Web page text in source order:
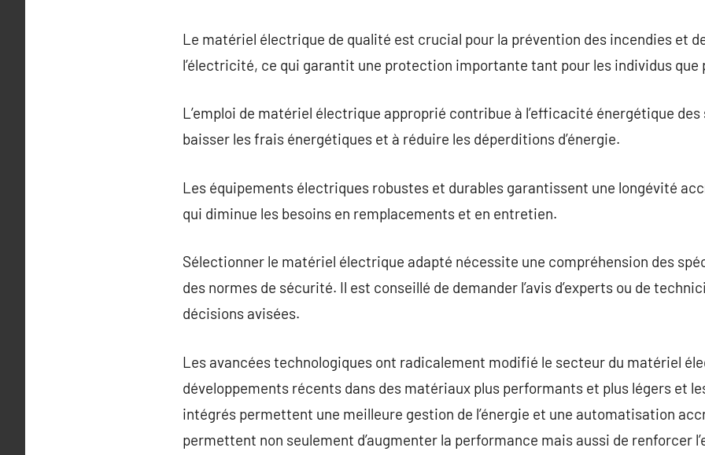
Le matériel électrique de qualité est crucial pour la prévention des incendies et
l’électricité, ce qui garantit une protection importante tant pour les individus que
L’emploi de matériel électrique approprié contribue à l’efficacité énergétique
baisser les frais énergétiques et à réduire les déperditions d’énergie.
Les équipements électriques robustes et durables garantissent une longévité
qui diminue les besoins en remplacements et en entretien.
Sélectionner le matériel électrique adapté nécessite une compréhension des
des normes de sécurité. Il est conseillé de demander l’avis d’experts ou de
décisions avisées.
Les avancées technologiques ont radicalement modifié le secteur du matériel
développements récents dans des matériaux plus performants et plus légers et
intégrés permettent une meilleure gestion de l’énergie et une automatisation
permettent non seulement d’augmenter la performance mais aussi de renforcer